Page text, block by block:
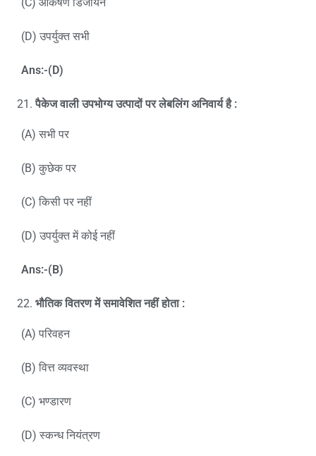
(D) उपर्युक्त सभी
Ans:-(D)
पैकेज वाली उपभोग्य उत्पादों पर लेबलिंग अनिवार्य है :
(A) सभी पर
(B) कुछेक पर
(C) किसी पर नहीं
(D) उपर्युक्त में कोई नहीं
Ans:-(B)
भौतिक वितरण में समावेशित नहीं होता :
(A) परिवहन
(B) वित्त व्यवस्था
(C) भण्डारण
(D) स्कन्ध नियंत्रण